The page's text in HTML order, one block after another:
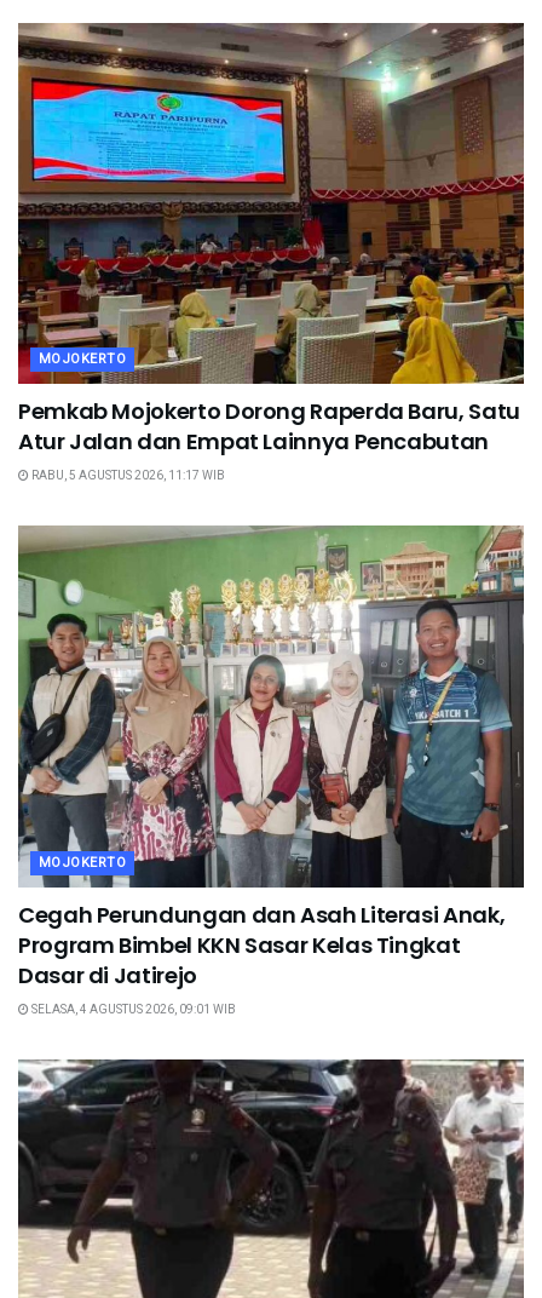
MOJOKERTO
Pemkab Mojokerto Dorong Raperda Baru, Satu
Atur Jalan dan Empat Lainnya Pencabutan
RABU, 5 AGUSTUS 2026, 11:17 WIB
MOJOKERTO
Cegah Perundungan dan Asah Literasi Anak,
Program Bimbel KKN Sasar Kelas Tingkat
Dasar di Jatirejo
SELASA, 4 AGUSTUS 2026, 09:01 WIB